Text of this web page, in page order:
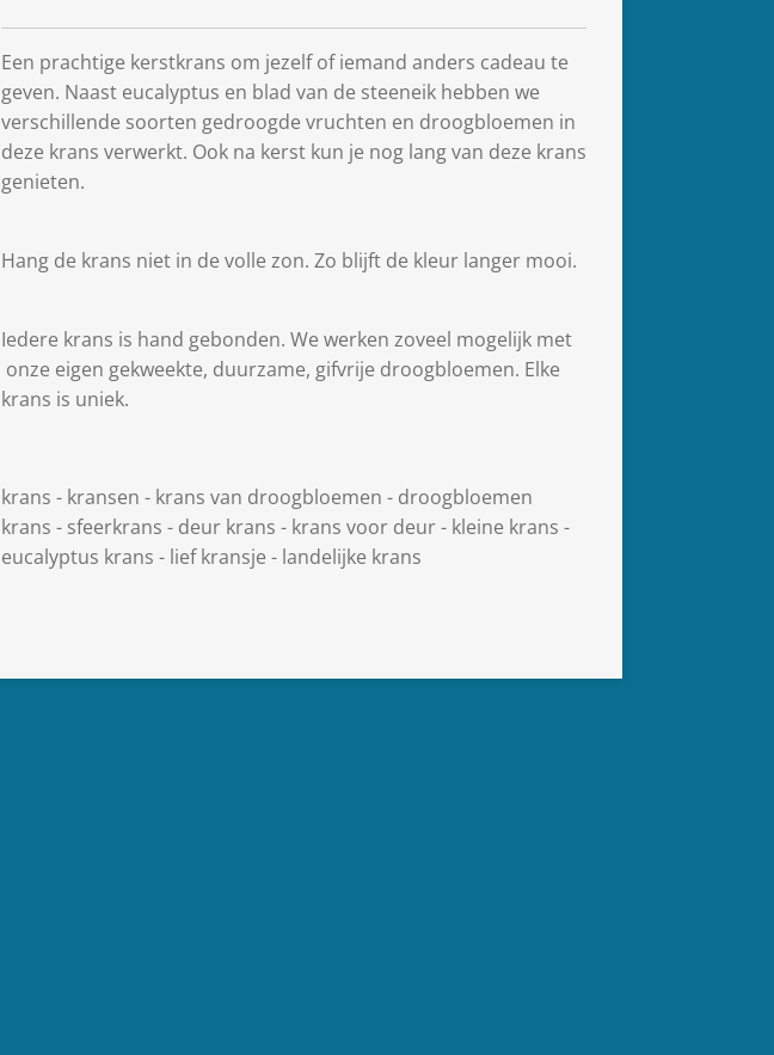
Een prachtige kerstkrans om jezelf of iemand anders cadeau te
geven. Naast eucalyptus en blad van de steeneik hebben we
verschillende soorten gedroogde vruchten en droogbloemen in
deze krans verwerkt. Ook na kerst kun je nog lang van deze krans
genieten.
Hang de krans niet in de volle zon. Zo blijft de kleur langer mooi.
Iedere krans is hand gebonden. We werken zoveel mogelijk met
onze eigen gekweekte, duurzame, gifvrije droogbloemen. Elke
krans is uniek.
krans - kransen - krans van droogbloemen - droogbloemen
krans - sfeerkrans - deur krans - krans voor deur - kleine krans -
eucalyptus krans - lief kransje - landelijke krans